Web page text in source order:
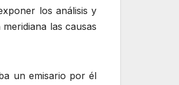
los análisis y
las causas
un emisario por él